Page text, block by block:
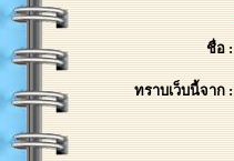
ชื่อ :
ทราบเว็บนี้จาก :